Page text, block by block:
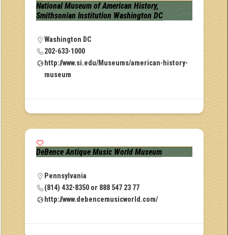
National Museum of American History,
Smithsonian Institution Washington DC
Washington DC
202-633-1000
http://www.si.edu/Museums/american-history-
museum
DeBence Antique Music World Museum
Pennsylvania
(814) 432-8350 or 888 547 23 77
http://www.debencemusicworld.com/